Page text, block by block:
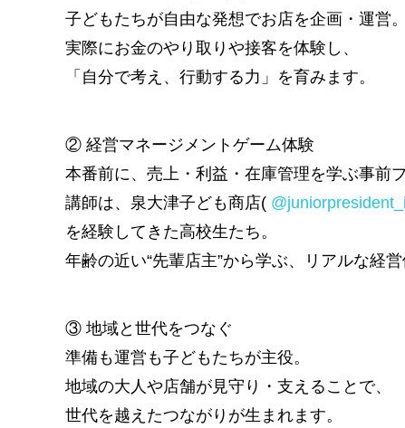
子どもたちが自由な発想でお店を企画・運営。
実際にお金のやり取りや接客を体験し、
「自分で考え、行動する力」を育みます。
② 経営マネージメントゲーム体験
本番前に、売上・利益・在庫管理を学ぶ事前
講師は、泉大津子ども商店(
を経験してきた高校生たち。
年齢の近い“先輩店主”から学ぶ、リアルな経営
③ 地域と世代をつなぐ
準備も運営も子どもたちが主役。
地域の大人や店舗が見守り・支えることで、
世代を越えたつながりが生まれます。